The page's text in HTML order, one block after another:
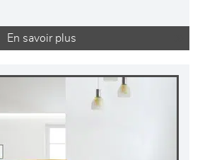
En savoir plus